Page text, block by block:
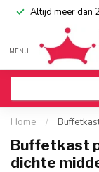
Altijd meer dan
MENU
Home /
Buffetkast
dichte